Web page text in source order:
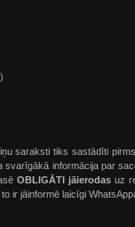
saraksti tiks sastādīti
informācija par
OBLIGĀTI jāierodas uz
ir jāinformē laicīgi